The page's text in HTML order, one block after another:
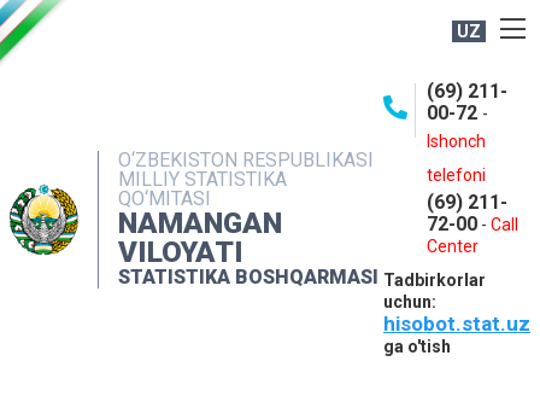
UZ
O‘ZBEKISTON RESPUBLIKASI
MILLIY STATISTIKA
QO‘MITASI
NAMANGAN
VILOYATI
STATISTIKA BOSHQARMASI
(69) 211-
00-72 -
Ishonch
telefoni
(69) 211-
72-00 - Call
Center
Tadbirkorlar
uchun:
hisobot.stat.uz
ga o'tish
NASHRLAR
INTERAKTIV XIZMATLAR
MATBUOT XIZMATI
MUROJAATLAR